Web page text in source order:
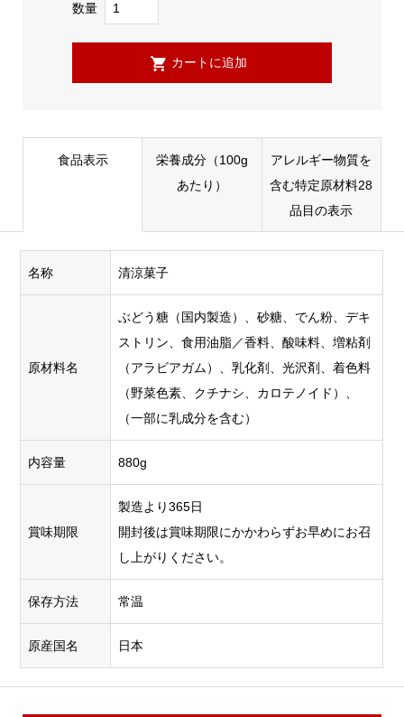
数量
食品表示
栄養成分（100g
あたり）
アレルギー物質を
含む特定原材料28
品目の表示
名称 清涼菓子
原材料名
ぶどう糖（国内製造）、砂糖、でん粉、デキ
ストリン、食用油脂／香料、酸味料、増粘剤
（アラビアガム）、乳化剤、光沢剤、着色料
（野菜色素、クチナシ、カロテノイド）、
（一部に乳成分を含む）
内容量 880g
賞味期限
製造より365日
開封後は賞味期限にかかわらずお早めにお召
し上がりください。
保存方法 常温
原産国名 日本